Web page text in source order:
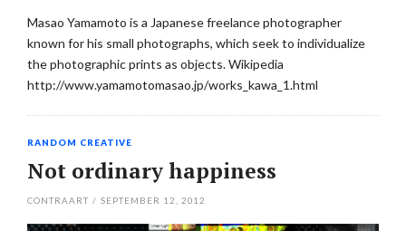
Masao Yamamoto is a Japanese freelance photographer
known for his small photographs, which seek to individualize
the photographic prints as objects. Wikipedia
http://www.yamamotomasao.jp/works_kawa_1.html
RANDOM CREATIVE
Not ordinary happiness
CONTRAART / SEPTEMBER 12, 2012